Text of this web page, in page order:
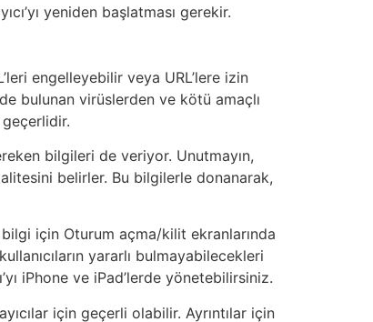
yeniden başlatması gerekir.
engelleyebilir veya URL’lere izin
bulunan virüslerden ve kötü amaçlı
bilgileri de veriyor. Unutmayın,
belirler. Bu bilgilerle donanarak,
için Oturum açma/kilit ekranlarında
yararlı bulmayabilecekleri
iPhone ve iPad’lerde yönetebilirsiniz.
için geçerli olabilir. Ayrıntılar için